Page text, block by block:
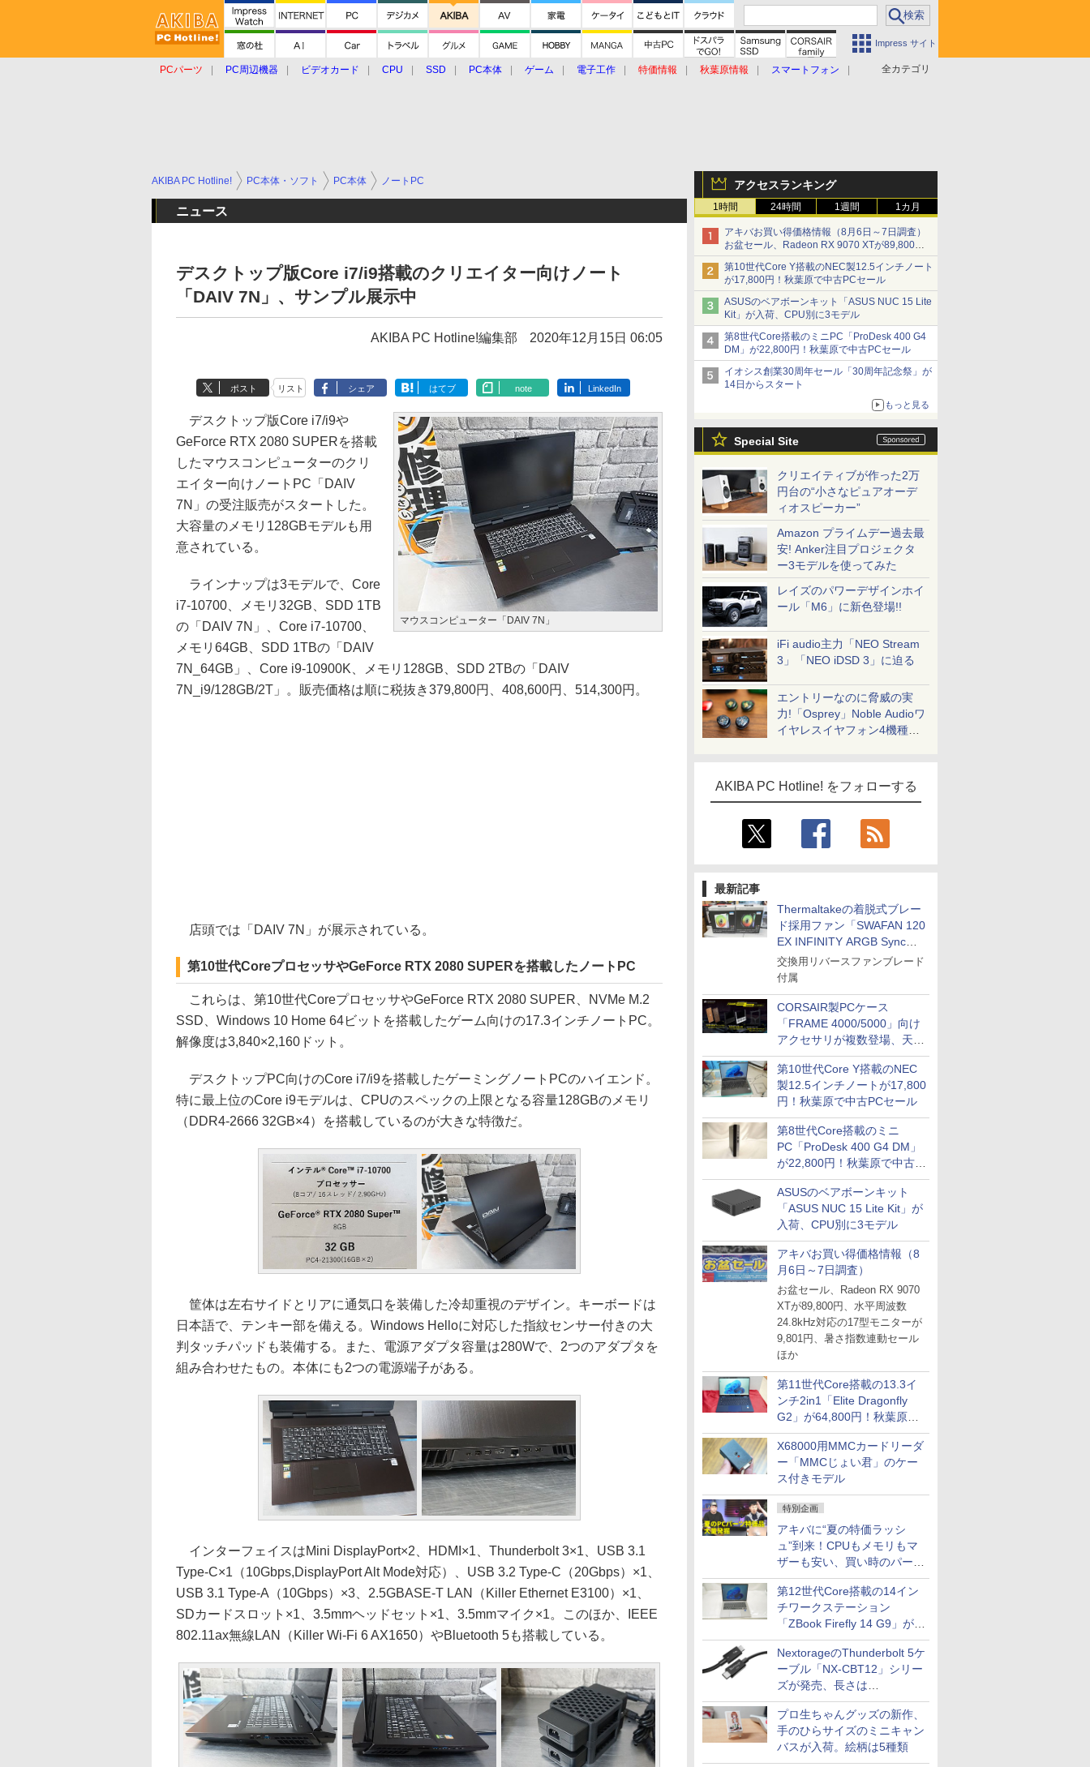
Impress サイト
全カテゴリ
PCパーツ PC周辺機器 ビデオカード CPU SSD PC本体 ゲーム 電子工作 特価情報 秋葉原情報
スマートフォン
アクセスランキング
1時間 24時間 1週間 1カ月
アキバお買い得価格情報（8月6日～7日調査）
お盆セール、Radeon RX 9070 XTが89,800
円、水平周波数24.8kHz対応の17型モニターが
9,801円、暑さ指数連動セール ほか
第10世代Core Y搭載のNEC製12.5インチノート
が17,800円！秋葉原で中古PCセール
ASUSのベアボーンキット「ASUS NUC 15 Lite
Kit」が入荷、CPU別に3モデル
第8世代Core搭載のミニPC「ProDesk 400 G4
DM」が22,800円！秋葉原で中古PCセール
イオシス創業30周年セール「30周年記念祭」が
14日からスタート
もっと見る
Special Site
クリエイティブが作った2万
円台の“小さなピュアオーデ
ィオスピーカー”
Amazon プライムデー過去最
安! Anker注目プロジェクタ
ー3モデルを使ってみた
レイズのパワーデザインホイ
ール「M6」に新色登場!!
iFi audio主力「NEO Stream
3」「NEO iDSD 3」に迫る
エントリーなのに脅威の実
力!「Osprey」Noble Audioワ
イヤレスイヤフォン4機種を
AKIBA PC Hotline! をフォローする
最新記事
Thermaltakeの着脱式ブレー
ド採用ファン「SWAFAN 120
EX INFINITY ARGB Sync」
に単品パッケージ
交換用リバースファンブレード
付属
CORSAIR製PCケース
「FRAME 4000/5000」向け
アクセサリが複数登場、天然
木製パネルや背面コネクタ対
応トレイなど
第10世代Core Y搭載のNEC
製12.5インチノートが17,800
円！秋葉原で中古PCセール
第8世代Core搭載のミニ
PC「ProDesk 400 G4 DM」
が22,800円！秋葉原で中古
PCセール
ASUSのベアボーンキット
「ASUS NUC 15 Lite Kit」が
入荷、CPU別に3モデル
アキバお買い得価格情報（8
月6日～7日調査）
お盆セール、Radeon RX 9070
XTが89,800円、水平周波数
24.8kHz対応の17型モニターが
9,801円、暑さ指数連動セール
ほか
第11世代Core搭載の13.3イ
ンチ2in1「Elite Dragonfly
G2」が64,800円！秋葉原で
中古PCセール
X68000用MMCカードリーダ
ー「MMCじょい君」のケー
ス付きモデル
特別企画
アキバに“夏の特価ラッシ
ュ”到来！CPUもメモリもマ
ザーも安い、買い時のパーツ
は？【8月7日(金)22時配信】
第12世代Core搭載の14イン
チワークステーション
「ZBook Firefly 14 G9」が
79,800円！秋葉原で中古PC
セール
NextorageのThunderbolt 5ケ
ーブル「NX-CBT12」シリー
ズが発売、長さは
30cm/50cm/1mの3種類
プロ生ちゃんグッズの新作、
手のひらサイズのミニキャン
バスが入荷。絵柄は5種類
AKIBA PC Hotline! PC本体・ソフト PC本体 ノートPC
ニュース
デスクトップ版Core i7/i9搭載のクリエイター向けノート
「DAIV 7N」、サンプル展示中
AKIBA PC Hotline!編集部 2020年12月15日 06:05
ポスト リスト シェア はてブ note LinkedIn
マウスコンピューター「DAIV 7N」
デスクトップ版Core i7/i9や
GeForce RTX 2080 SUPERを搭載
したマウスコンピューターのクリ
エイター向けノートPC「DAIV
7N」の受注販売がスタートした。
大容量のメモリ128GBモデルも用
意されている。
ラインナップは3モデルで、Core
i7-10700、メモリ32GB、SDD 1TB
の「DAIV 7N」、Core i7-10700、
メモリ64GB、SDD 1TBの「DAIV
7N_64GB」、Core i9-10900K、メモリ128GB、SDD 2TBの「DAIV
7N_i9/128GB/2T」。販売価格は順に税抜き379,800円、408,600円、514,300円。
店頭では「DAIV 7N」が展示されている。
第10世代CoreプロセッサやGeForce RTX 2080 SUPERを搭載したノートPC
これらは、第10世代CoreプロセッサやGeForce RTX 2080 SUPER、NVMe M.2
SSD、Windows 10 Home 64ビットを搭載したゲーム向けの17.3インチノートPC。
解像度は3,840×2,160ドット。
デスクトップPC向けのCore i7/i9を搭載したゲーミングノートPCのハイエンド。
特に最上位のCore i9モデルは、CPUのスペックの上限となる容量128GBのメモリ
（DDR4-2666 32GB×4）を搭載しているのが大きな特徴だ。
筐体は左右サイドとリアに通気口を装備した冷却重視のデザイン。キーボードは
日本語で、テンキー部を備える。Windows Helloに対応した指紋センサー付きの大
判タッチパッドも装備する。また、電源アダプタ容量は280Wで、2つのアダプタを
組み合わせたもの。本体にも2つの電源端子がある。
インターフェイスはMini DisplayPort×2、HDMI×1、Thunderbolt 3×1、USB 3.1
Type-C×1（10Gbps,DisplayPort Alt Mode対応）、USB 3.2 Type-C（20Gbps）×1、
USB 3.1 Type-A（10Gbps）×3、2.5GBASE-T LAN（Killer Ethernet E3100）×1、
SDカードスロット×1、3.5mmヘッドセット×1、3.5mmマイク×1。このほか、IEEE
802.11ax無線LAN（Killer Wi-Fi 6 AX1650）やBluetooth 5も搭載している。